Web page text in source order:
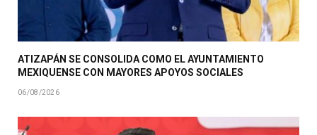
ATIZAPÁN SE CONSOLIDA COMO EL AYUNTAMIENTO
MEXIQUENSE CON MAYORES APOYOS SOCIALES
06/08/2026